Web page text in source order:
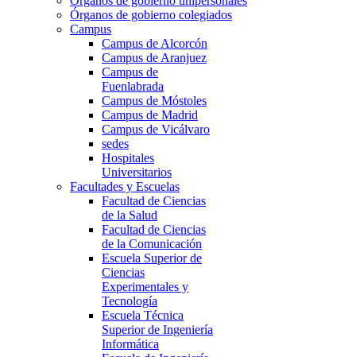
Órganos de gobierno colegiados
Campus
Campus de Alcorcón
Campus de Aranjuez
Campus de
Fuenlabrada
Campus de Móstoles
Campus de Madrid
Campus de Vicálvaro
sedes
Hospitales
Universitarios
Facultades y Escuelas
Facultad de Ciencias
de la Salud
Facultad de Ciencias
de la Comunicación
Escuela Superior de
Ciencias
Experimentales y
Tecnología
Escuela Técnica
Superior de Ingeniería
Informática